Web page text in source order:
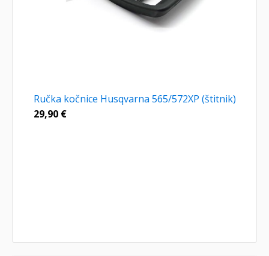
Ručka kočnice Husqvarna 565/572XP (štitnik)
29,90 €